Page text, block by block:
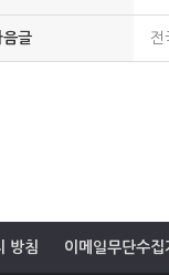
음글 전
방침 이메일무단수집